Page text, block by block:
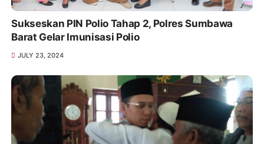
Sukseskan PIN Polio Tahap 2, Polres Sumbawa
Barat Gelar Imunisasi Polio
JULY 23, 2024